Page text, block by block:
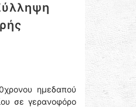
ημεδαπού
σε γερανοφόρο